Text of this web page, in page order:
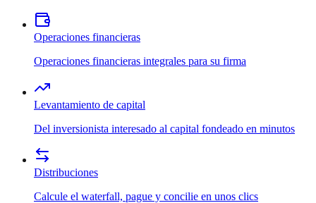
Operaciones financieras
Operaciones financieras integrales para su firma
Levantamiento de capital
Del inversionista interesado al capital fondeado en minutos
Distribuciones
Calcule el waterfall, pague y concilie en unos clics